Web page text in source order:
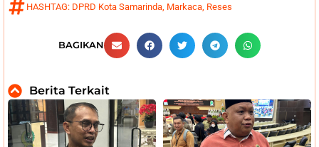
HASHTAG: DPRD Kota Samarinda Markaca Reses
BAGIKAN
Berita Terkait